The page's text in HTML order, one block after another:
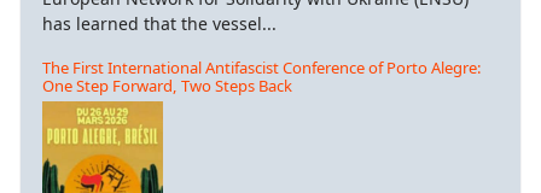
has learned that the vessel...
The First International Antifascist Conference of Porto Alegre:
One Step Forward, Two Steps Back